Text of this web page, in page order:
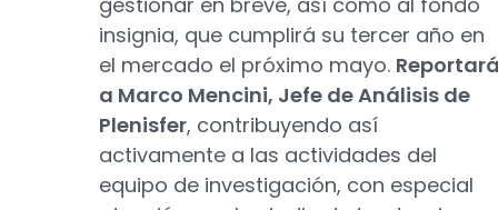
insignia, que cumplirá su tercer año en
el mercado el próximo mayo.
a Marco Mencini, Jefe de Análisis de
Plenisfer, contribuyendo así
activamente a las actividades del
equipo de investigación, con especial